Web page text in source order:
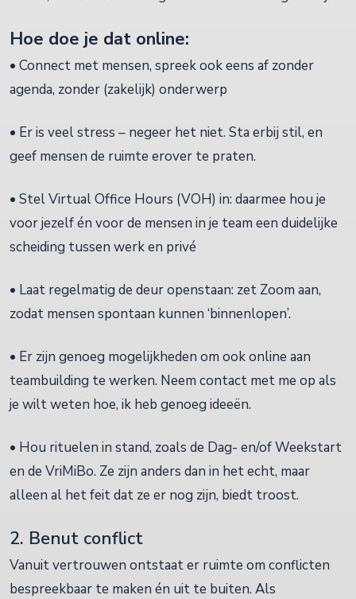
Hoe doe je dat online:
• Connect met mensen, spreek ook eens af zonder
agenda, zonder (zakelijk) onderwerp
• Er is veel stress – negeer het niet. Sta erbij stil, en
geef mensen de ruimte erover te praten.
• Stel Virtual Office Hours (VOH) in: daarmee hou je
voor jezelf én voor de mensen in je team een duidelijke
scheiding tussen werk en privé
• Laat regelmatig de deur openstaan: zet Zoom aan,
zodat mensen spontaan kunnen ‘binnenlopen’.
• Er zijn genoeg mogelijkheden om ook online aan
teambuilding te werken. Neem contact met me op als
je wilt weten hoe, ik heb genoeg ideeën.
• Hou rituelen in stand, zoals de Dag- en/of Weekstart
en de VriMiBo. Ze zijn anders dan in het echt, maar
alleen al het feit dat ze er nog zijn, biedt troost.
2. Benut conflict
Vanuit vertrouwen ontstaat er ruimte om conflicten
bespreekbaar te maken én uit te buiten. Als